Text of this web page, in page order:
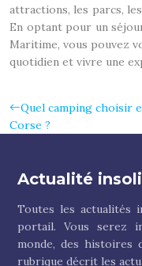
attractions, les parcs,
En optant pour un
Maritime, vous pouvez
quotidien et vivre une
Quel camping choisir
Corse ?
Actualité
Toutes les actualités
portail. Vous serez
monde, des histoires
rubrique décrit les